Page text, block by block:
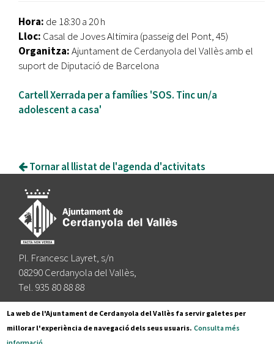
Hora: de 18:30 a 20 h
Lloc: Casal de Joves Altimira (passeig del Pont, 45)
Organitza:Ajuntament de Cerdanyola del Vallès amb el
suport de Diputació de Barcelona
Cartell Xerrada per a famílies 'SOS. Tinc un/a
adolescent a casa'
Tornar al llistat de l'agenda d'activitats
Pl. Francesc Layret, s/n
08290 Cerdanyola del Vallès,
Tel. 935 80 88 88
Segueix-nos a:
La web de l'Ajuntament de Cerdanyola del Vallès fa servir galetes per
millorar l'experiència de navegació dels seus usuaris. Consulta més